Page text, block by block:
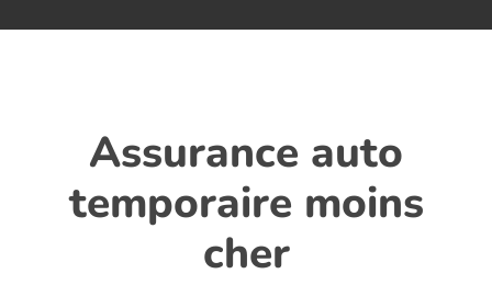
Nos Tarifs
Assurance résiliéAssurance auto
temporaire moins
cher